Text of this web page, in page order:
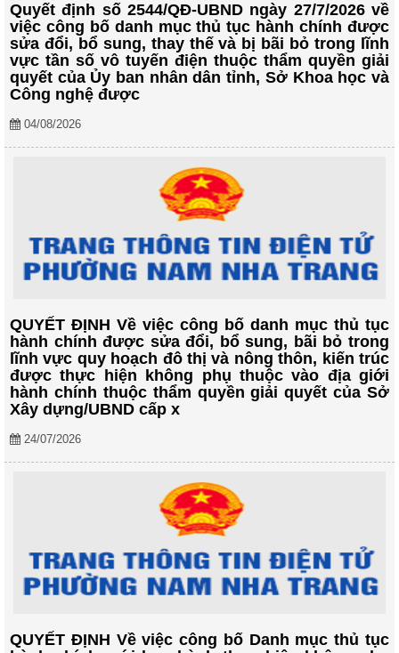
Quyết định số 2544/QĐ-UBND ngày 27/7/2026 về
việc công bố danh mục thủ tục hành chính được
sửa đổi, bổ sung, thay thế và bị bãi bỏ trong lĩnh
vực tần số vô tuyến điện thuộc thẩm quyền giải
quyết của Ủy ban nhân dân tỉnh, Sở Khoa học và
Công nghệ được
04/08/2026
QUYẾT ĐỊNH Về việc công bố danh mục thủ tục
hành chính được sửa đổi, bổ sung, bãi bỏ trong
lĩnh vực quy hoạch đô thị và nông thôn, kiến trúc
được thực hiện không phụ thuộc vào địa giới
hành chính thuộc thẩm quyền giải quyết của Sở
Xây dựng/UBND cấp x
24/07/2026
QUYẾT ĐỊNH Về việc công bố Danh mục thủ tục